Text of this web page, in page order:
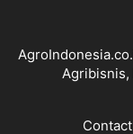
Agribisnis,